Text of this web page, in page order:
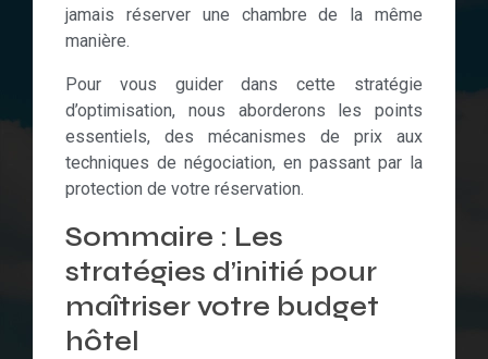
jamais réserver une chambre de la même
manière.
Pour vous guider dans cette stratégie
d’optimisation, nous aborderons les points
essentiels, des mécanismes de prix aux
techniques de négociation, en passant par la
protection de votre réservation.
Sommaire : Les
stratégies d’initié pour
maîtriser votre budget
hôtel